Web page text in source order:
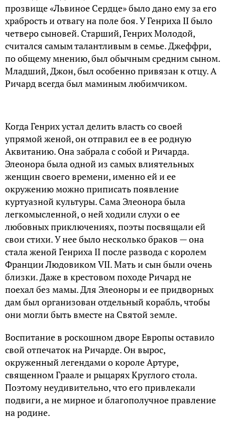
прозвище «Львиное Сердце» было дано ему за его
храбрость и отвагу на поле боя. У Генриха II было
четверо сыновей. Старший, Генрих Молодой,
считался самым талантливым в семье. Джеффри,
по общему мнению, был обычным средним сыном.
Младший, Джон, был особенно привязан к отцу. А
Ричард всегда был маминым любимчиком.
Когда Генрих устал делить власть со своей
упрямой женой, он отправил ее в ее родную
Аквитанию. Она забрала с собой и Ричарда.
Элеонора была одной из самых влиятельных
женщин своего времени, именно ей и ее
окружению можно приписать появление
куртуазной культуры. Сама Элеонора была
легкомысленной, о ней ходили слухи о ее
любовных приключениях, поэты посвящали ей
свои стихи. У нее было несколько браков — она
стала женой Генриха II после развода с королем
Франции Людовиком VII. Мать и сын были очень
близки. Даже в крестовом походе Ричард не
поехал без мамы. Для Элеоноры и ее придворных
дам был организован отдельный корабль, чтобы
они могли быть вместе на Святой земле.
Воспитание в роскошном дворе Европы оставило
свой отпечаток на Ричарде. Он вырос,
окруженный легендами о короле Артуре,
священном Граале и рыцарях Круглого стола.
Поэтому неудивительно, что его привлекали
подвиги, а не мирное и благополучное правление
на родине.